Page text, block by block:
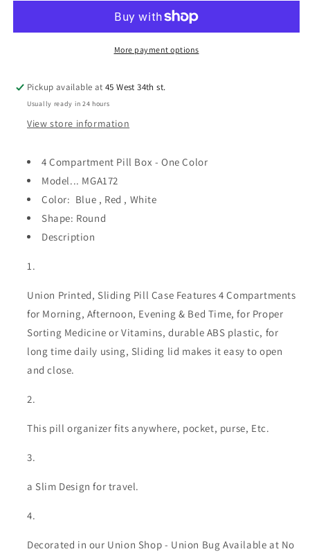
Box
More payment options
Pickup available at45 West 34th st.
Usually ready in 24 hours
View store information
4 Compartment Pill Box - One Color
Model... MGA172
Color: Blue , Red , White
Shape: Round
Description
Union Printed, Sliding Pill Case Features 4 Compartments
for Morning, Afternoon, Evening & Bed Time, for Proper
Sorting Medicine or Vitamins, durable ABS plastic, for
long time daily using, Sliding lid makes it easy to open
and close.
This pill organizer fits anywhere, pocket, purse, Etc.
a Slim Design for travel.
Decorated in our Union Shop - Union Bug Available at No